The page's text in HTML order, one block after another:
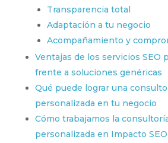
Transparencia total
Adaptación a tu negocio
Acompañamiento y
Ventajas de los servicios SEO
frente a soluciones genéricas
Qué puede lograr una
personalizada en tu negocio
Cómo trabajamos la
personalizada en Impacto SEO